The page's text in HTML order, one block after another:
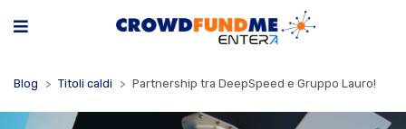
Blog Titoli caldi Partnership tra DeepSpeed e Gruppo Lauro!